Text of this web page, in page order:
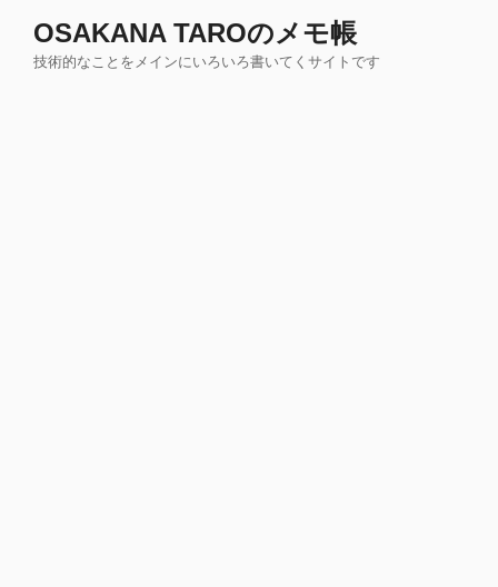
OSAKANA TAROのメモ帳
技術的なことをメインにいろいろ書いてくサイトです